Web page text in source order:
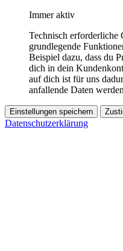
Immer aktiv
Technisch erforderliche
grundlegende
Beispiel dazu, dass du
dich in dein
auf dich ist für uns
anfallende Daten
Einstellungen speichern
Datenschutzerklärung